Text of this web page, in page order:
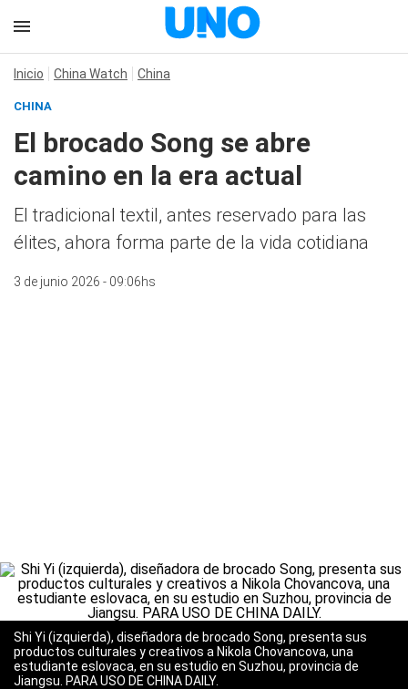
Inicio China Watch China
CHINA
El brocado Song se abre
camino en la era actual
El tradicional textil, antes reservado para las
élites, ahora forma parte de la vida cotidiana
3 de junio 2026 - 09:06hs
Shi Yi (izquierda), diseñadora de brocado Song, presenta sus
productos culturales y creativos a Nikola Chovancova, una
estudiante eslovaca, en su estudio en Suzhou, provincia de
Jiangsu. PARA USO DE CHINA DAILY.